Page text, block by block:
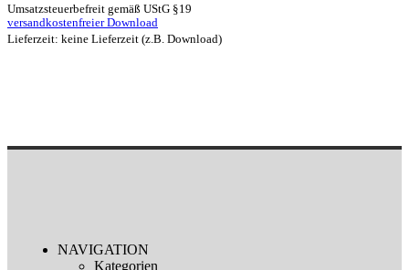
Umsatzsteuerbefreit gemäß UStG §19
versandkostenfreier Download
Lieferzeit: keine Lieferzeit (z.B. Download)
NAVIGATION
Kategorien